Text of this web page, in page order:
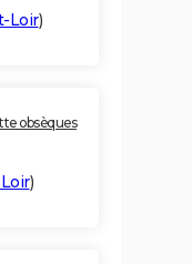
Loir)
obsèques
)